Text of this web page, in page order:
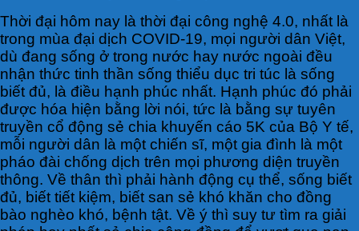
Thời đại hôm nay là thời đại công nghệ 4.0, nhất là
trong mùa đại dịch COVID-19, mọi người dân Việt,
dù đang sống ở trong nước hay nước ngoài đều
nhận thức tinh thần sống thiểu dục tri túc là sống
biết đủ, là điều hạnh phúc nhất. Hạnh phúc đó phải
được hóa hiện bằng lời nói, tức là bằng sự tuyên
truyền cổ động sẻ chia khuyến cáo 5K của Bộ Y tế,
mỗi người dân là một chiến sĩ, một gia đình là một
pháo đài chống dịch trên mọi phương diện truyền
thông. Về thân thì phải hành động cụ thể, sống biết
đủ, biết tiết kiệm, biết san sẻ khó khăn cho đồng
bào nghèo khó, bệnh tật. Về ý thì suy tư tìm ra giải